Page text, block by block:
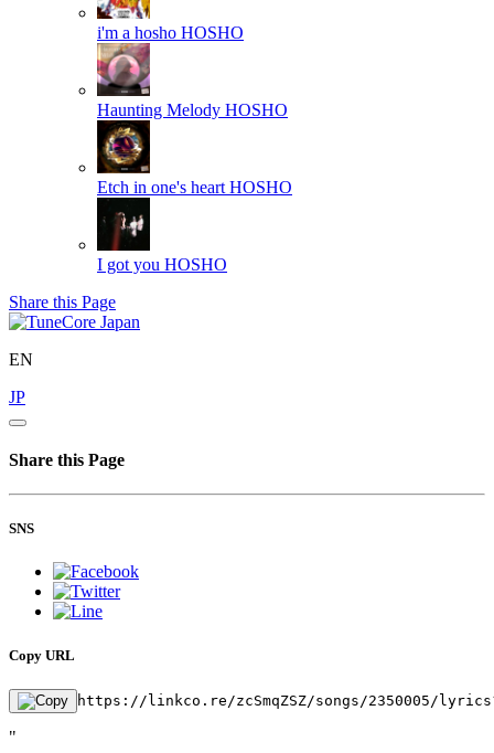
i'm a hosho HOSHO
Haunting Melody HOSHO
Etch in one's heart HOSHO
I got you HOSHO
Share this Page
EN
JP
Share this Page
SNS
Copy URL
https://linkco.re/zcSmqZSZ/songs/2350005/
"